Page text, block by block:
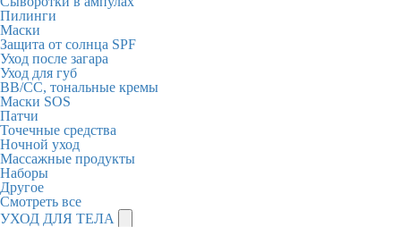
Пилинги
Маски
Защита от солнца SPF
Уход после загара
Уход для губ
BB/CC, тональные кремы
Маски SOS
Патчи
Точечные средства
Ночной уход
Массажные продукты
Наборы
Другое
Смотреть все
УХОД ДЛЯ ТЕЛА